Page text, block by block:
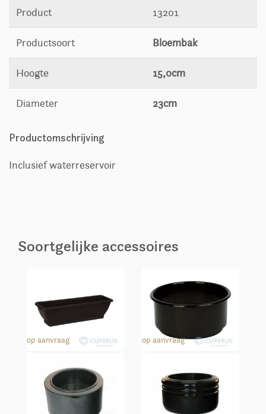
Product 13201
Productsoort Bloembak
Hoogte 15,0cm
Diameter 23cm
Productomschrijving
Inclusief waterreservoir
Soortgelijke accessoires
Binnenbak rechthoek
op aanvraag Binnenbak rond
op aanvraag